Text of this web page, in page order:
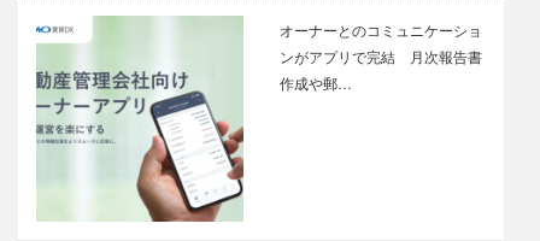
オーナーとのコミュニケーショ
ンがアプリで完結 月次報告書
作成や郵…